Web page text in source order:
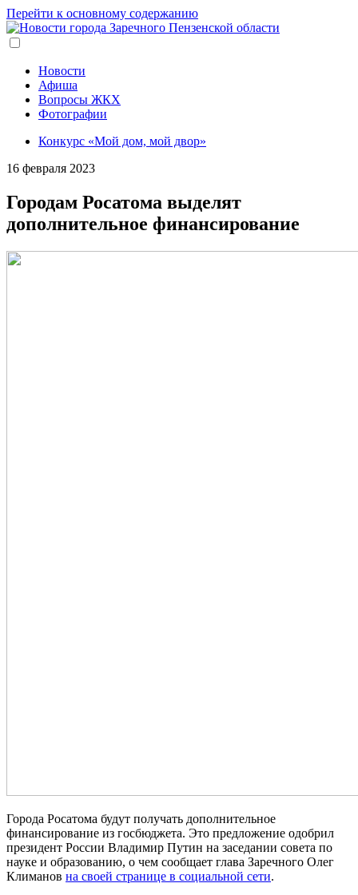
Перейти к основному содержанию
Новости
Афиша
Вопросы ЖКХ
Фотографии
Конкурс «Мой дом, мой двор»
16 февраля 2023
Городам Росатома выделят
дополнительное финансирование
Города Росатома будут получать дополнительное
финансирование из госбюджета. Это предложение одобрил
президент России Владимир Путин на заседании совета по
науке и образованию, о чем сообщает глава Заречного Олег
Климанов на своей странице в социальной сети.